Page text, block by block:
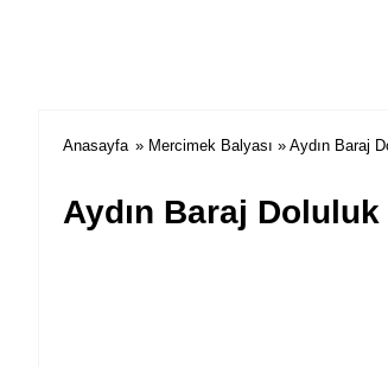
Anasayfa » Mercimek Balyası » Aydın Baraj
Aydın Baraj Doluluk